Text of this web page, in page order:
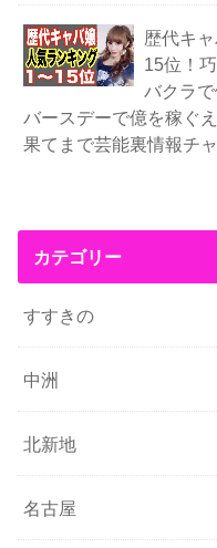
歴代キ
15位！
バクラ
バースデーで億を稼ぐ
果てまで芸能裏情報チ
カテゴリー
すすきの
中洲
北新地
名古屋